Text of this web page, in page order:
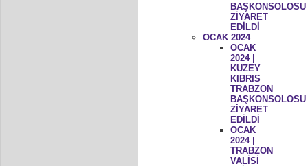
BAŞKONSOLOSU
ZİYARET
EDİLDİ
OCAK 2024
OCAK
2024 |
KUZEY
KIBRIS
TRABZON
BAŞKONSOLOSU
ZİYARET
EDİLDİ
OCAK
2024 |
TRABZON
VALİSİ